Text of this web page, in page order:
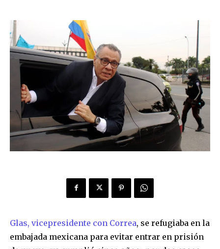
Glas, vicepresidente con Correa, se refugiaba en la
embajada mexicana para evitar entrar en prisión